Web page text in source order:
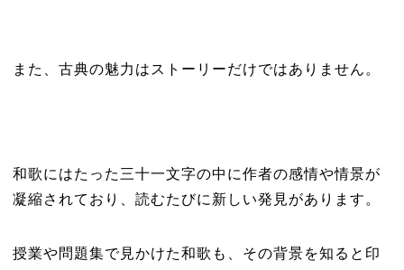
また、古典の魅力はストーリーだけではありません。
和歌にはたった三十一文字の中に作者の感情や情景が
凝縮されており、読むたびに新しい発見があります。
授業や問題集で見かけた和歌も、その背景を知ると印